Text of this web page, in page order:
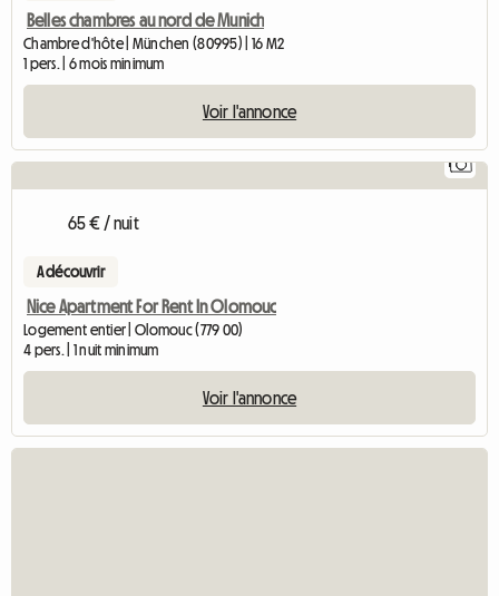
Belles chambres au nord de Munich
Chambre d'hôte | München (80995) | 16 M2
1 pers. | 6 mois minimum
Voir l'annonce
1
65 € / nuit
A découvrir
Nice Apartment For Rent In Olomouc
Logement entier | Olomouc (779 00)
4 pers. | 1 nuit minimum
Voir l'annonce